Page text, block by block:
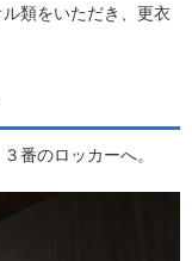
類をいただき、更衣
番のロッカーへ。